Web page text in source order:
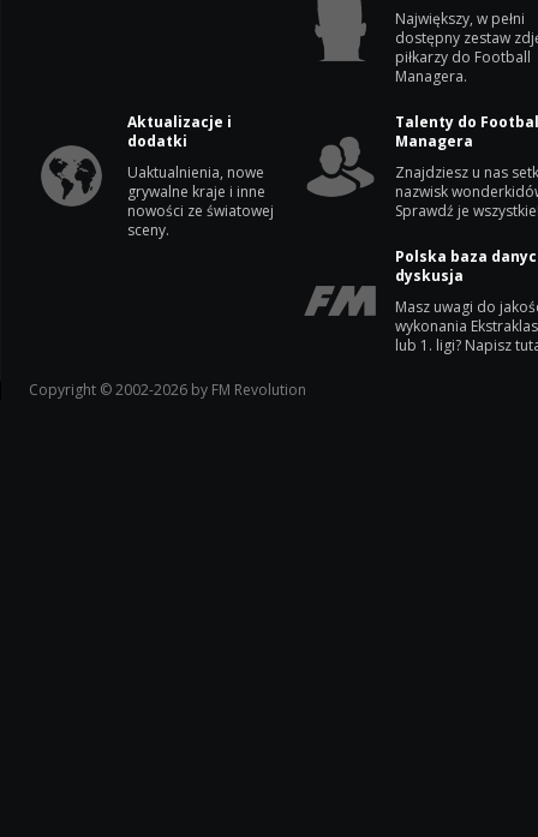
Największy, w pełni
dostępny zestaw
piłkarzy do Football
Managera.
Aktualizacje i
dodatki
Uaktualnienia, nowe
grywalne kraje i inne
nowości ze światowej
sceny.
Talenty do
Managera
Znajdziesz u nas
nazwisk
Sprawdź je
Polska baza
dyskusja
Masz uwagi do
wykonania
lub 1. ligi? Napisz
Copyright © 2002-2026 by FM Revolution